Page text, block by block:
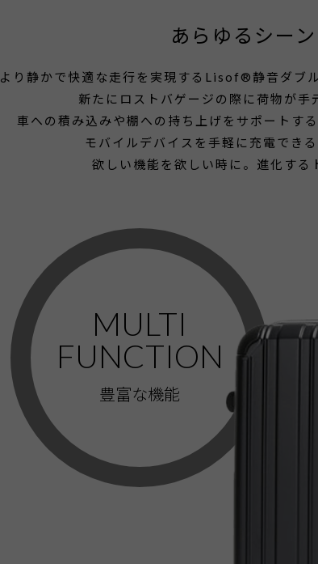
あらゆるシー
より静かで快適な走行を実現するLisof®静音ダブ
新たにロストバゲージの際に荷物が
車への積み込みや棚への持ち上げをサポートす
モバイルデバイスを手軽に充電でき
欲しい機能を欲しい時に。進化する
MULTI
FUNCTION
豊富な機能